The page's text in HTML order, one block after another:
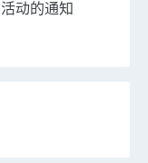
动的通知